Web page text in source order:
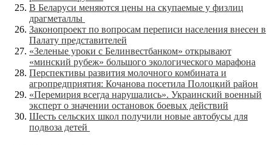
В Беларуси меняются цены на скупаемые у физлиц
драгметаллы
Законопроект по вопросам переписи населения внесен в
Палату представителей
«Зеленые уроки с Белинвестбанком» открывают
«минский рубеж» большого экологического марафона
Перспективы развития молочного комбината и
агропредприятия: Кочанова посетила Полоцкий район
«Перемирия всегда нарушались». Украинский военный
эксперт о значении остановок боевых действий
Шесть сельских школ получили новые автобусы для
подвоза детей